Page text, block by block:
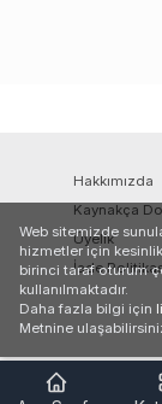
Hakkımızda
Kaynakça
Üyelik
İade
Web sitemizde
hizmetler için
birinci taraf oturum
kullanılmaktadır.
Daha fazla bilgi için
Metnine